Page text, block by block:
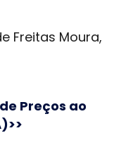
Freitas Moura,
Preços ao